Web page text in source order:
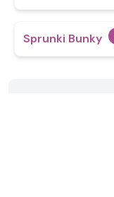
Sprunki Bunky